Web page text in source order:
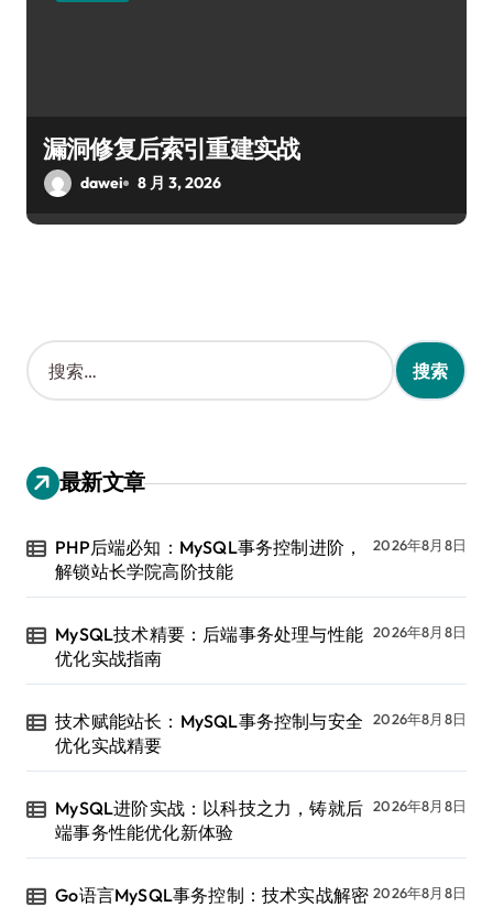
漏洞修复后索引重建实战
dawei 8 月 3, 2026
搜
索
：
最新文章
PHP后端必知：MySQL事务控制进阶，
解锁站长学院高阶技能
2026年8月8日
MySQL技术精要：后端事务处理与性能
优化实战指南
2026年8月8日
技术赋能站长：MySQL事务控制与安全
优化实战精要
2026年8月8日
MySQL进阶实战：以科技之力，铸就后
端事务性能优化新体验
2026年8月8日
Go语言MySQL事务控制：技术实战解密 2026年8月8日